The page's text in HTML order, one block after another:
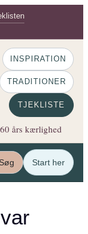
INSPIRATION
TRADITIONER
TJEKLISTE
års kærlighed
Festen
Søg Start her